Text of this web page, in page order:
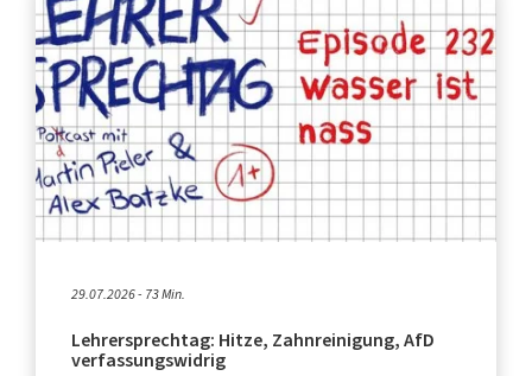
29.07.2026 - 73 Min.
Lehrersprechtag: Hitze, Zahnreinigung, AfD
verfassungswidrig